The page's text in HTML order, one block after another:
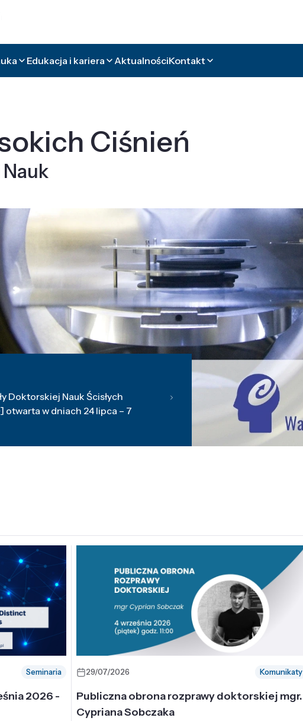
Edukacja i kariera AktualnościKontakt
Ciśnień
Doktorskiej Nauk Ścisłych
w dniach 24 lipca – 7
Seminaria
2026 -
29/07/2026 Komunikaty
Publiczna obrona rozprawy doktorskiej mgr.
Cypriana Sobczaka